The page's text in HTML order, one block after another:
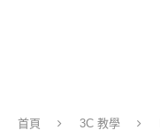
首頁 3C 教學